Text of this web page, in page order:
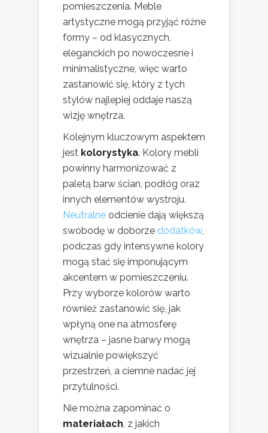
pomieszczenia. Meble
artystyczne mogą przyjąć różne
formy – od klasycznych,
eleganckich po nowoczesne i
minimalistyczne, więc warto
zastanowić się, który z tych
stylów najlepiej oddaje naszą
wizję wnętrza.
Kolejnym kluczowym aspektem
jest kolorystyka. Kolory mebli
powinny harmonizować z
paletą barw ścian, podłóg oraz
innych elementów wystroju.
Neutralne odcienie dają większą
swobodę w doborze dodatków,
podczas gdy intensywne kolory
mogą stać się imponującym
akcentem w pomieszczeniu.
Przy wyborze kolorów warto
również zastanowić się, jak
wpłyną one na atmosferę
wnętrza – jasne barwy mogą
wizualnie powiększyć
przestrzeń, a ciemne nadać jej
przytulności.
Nie można zapominać o
materiałach, z jakich